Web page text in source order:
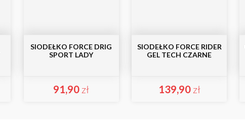
SIODEŁKO FORCE DRIG
SPORT LADY
91,90 zł
SIODEŁKO FORCE RIDER
GEL TECH CZARNE
139,90 zł